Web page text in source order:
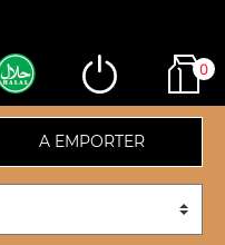
0
A EMPORTER